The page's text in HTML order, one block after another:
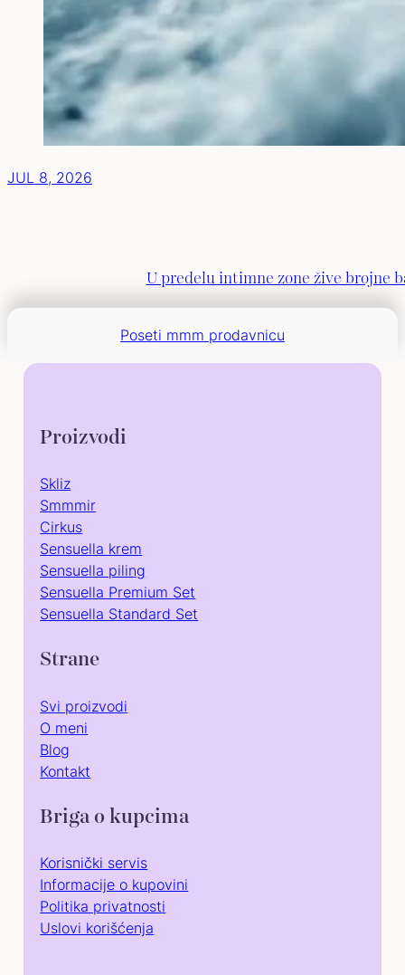
JUL 8, 2026
U predelu intimne zone žive brojne
Poseti mmm prodavnicu
Proizvodi
Skliz
Smmmir
Cirkus
Sensuella krem
Sensuella piling
Sensuella Premium Set
Sensuella Standard Set
Strane
Svi proizvodi
O meni
Blog
Kontakt
Briga o kupcima
Korisnički servis
Informacije o kupovini
Politika privatnosti
Uslovi korišćenja